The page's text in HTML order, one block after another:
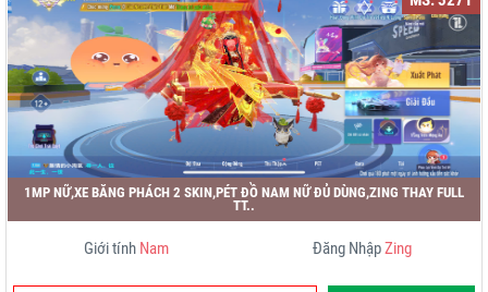
1MP NỮ,XE BĂNG PHÁCH 2 SKIN,PÉT ĐỒ NAM NỮ ĐỦ DÙNG,ZING THAY FULL
TT..
Giới tính Nam Đăng NhậpZing